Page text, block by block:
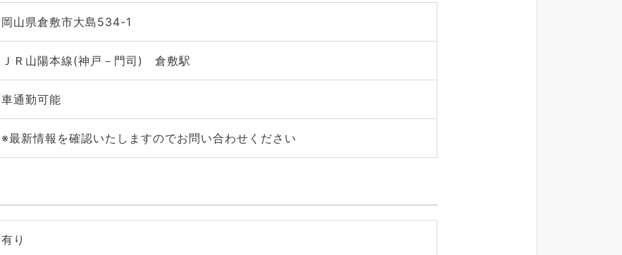
岡山県倉敷市大島534-1
ＪＲ山陽本線(神戸－門司) 倉敷駅
車通勤可能
※最新情報を確認いたしますのでお問い合わせください
有り